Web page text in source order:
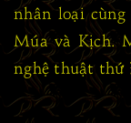
nhân loại
Múa và Kịch.
nghệ thuật